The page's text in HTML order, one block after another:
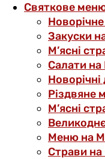
Святкове
Закуски
М’ясні
Салати на
Різдвяне
М’ясні
Меню на
Страви на